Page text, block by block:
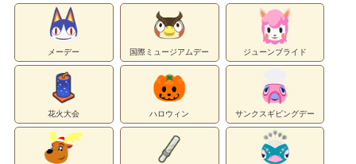
メーデー 国際ミュージアムデー ジューンブライド
花火大会 ハロウィン サンクスギビングデー